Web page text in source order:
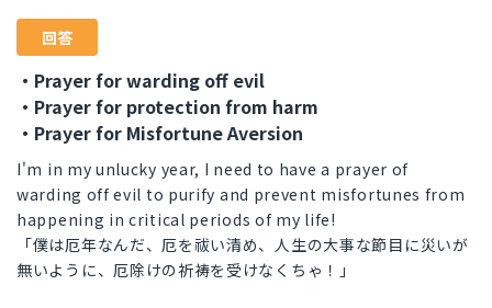
回答
・Prayer for warding off evil
・Prayer for protection from harm
・Prayer for Misfortune Aversion
I'm in my unlucky year, I need to have a prayer of
warding off evil to purify and prevent misfortunes from
happening in critical periods of my life!
「僕は厄年なんだ、厄を祓い清め、人生の大事な節目に災いが
無いように、厄除けの祈祷を受けなくちゃ！」